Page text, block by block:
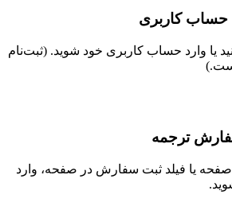
یا وارد حساب کاربری خود شوید. (ثبت‌نام
صفحه یا فیلد ثبت سفارش در صفحه، وارد